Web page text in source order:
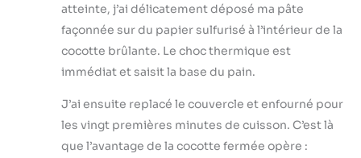
atteinte, j’ai délicatement déposé ma pâte
façonnée sur du papier sulfurisé à l’intérieur de la
cocotte brûlante. Le choc thermique est
immédiat et saisit la base du pain.
J’ai ensuite replacé le couvercle et enfourné pour
les vingt premières minutes de cuisson. C’est là
que l’avantage de la cocotte fermée opère :